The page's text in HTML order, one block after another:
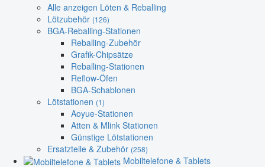
Alle anzeigen Löten & Reballing
Lötzubehör (126)
BGA-Reballing-Stationen
Reballing-Zubehör
Grafik-Chipsätze
Reballing-Stationen
Reflow-Öfen
BGA-Schablonen
Lötstationen (1)
Aoyue-Stationen
Atten & Mlink Stationen
Günstige Lötstationen
Ersatzteile & Zubehör (258)
Mobiltelefone & Tablets